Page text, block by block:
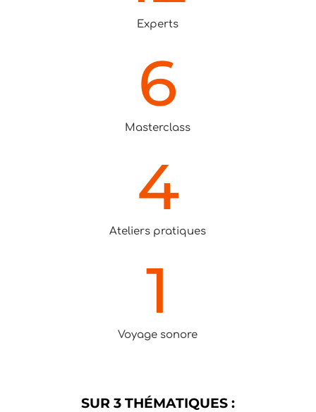
Experts
6
Masterclass
4
Ateliers pratiques
1
Voyage sonore
SUR 3 THÉMATIQUES :